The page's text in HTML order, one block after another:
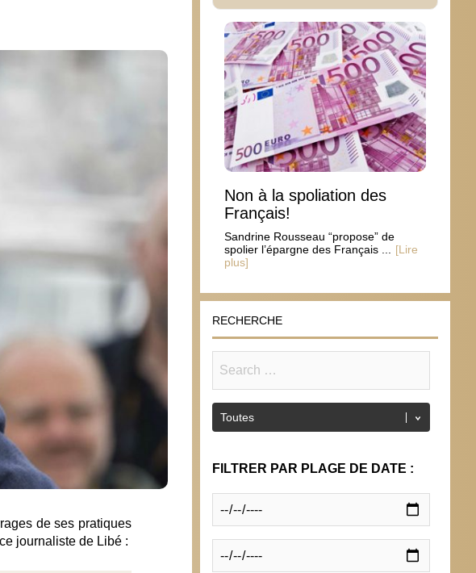
de ses pratiques
journaliste de Libé :
Non à la spoliation des
Français!
Sandrine Rousseau “propose” de
spolier l’épargne des Français ...
[Lire
plus]
RECHERCHE
FILTRER PAR PLAGE DE DATE :